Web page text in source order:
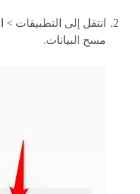
انتقل إلى التطبيقات
مسح البيانات.